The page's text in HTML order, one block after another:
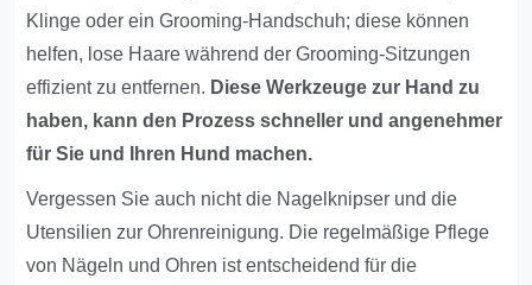
Klinge oder ein Grooming-Handschuh; diese können
helfen, lose Haare während der Grooming-Sitzungen
effizient zu entfernen. Diese Werkzeuge zur Hand zu
haben, kann den Prozess schneller und angenehmer
für Sie und Ihren Hund machen.
Vergessen Sie auch nicht die Nagelknipser und die
Utensilien zur Ohrenreinigung. Die regelmäßige Pflege
von Nägeln und Ohren ist entscheidend für die